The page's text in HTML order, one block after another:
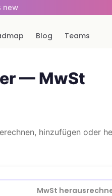
new
Blog Teams
— MwSt
hinzufügen oder
MwSt